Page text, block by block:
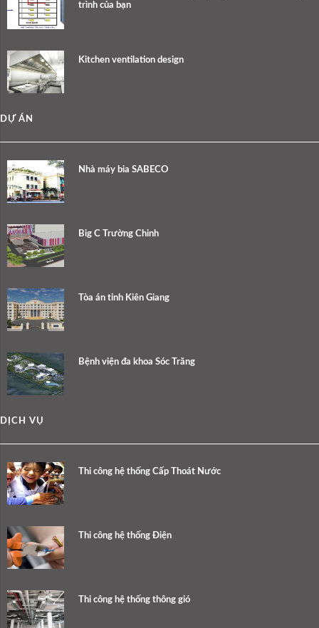
trình của bạn
Kitchen ventilation design
DỰ ÁN
Nhà máy bia SABECO
Big C Trường Chinh
Tòa án tỉnh Kiên Giang
Bệnh viện đa khoa Sóc Trăng
DỊCH VỤ
Thi công hệ thống Cấp Thoát Nước
Thi công hệ thống Điện
Thi công hệ thống thông gió